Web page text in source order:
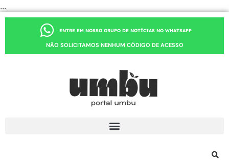
...
ENTRE EM NOSSO GRUPO DE NOTÍCIAS NO WHATSAPP
NÃO SOLICITAMOS NENHUM CÓDIGO DE ACESSO